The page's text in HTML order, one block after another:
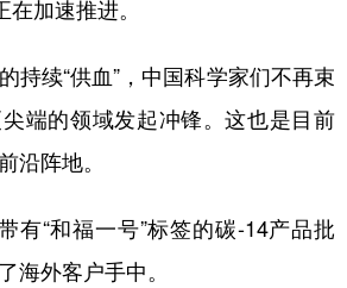
加速推进。
续“供血”，中国科学家们不再束
端的领域发起冲锋。这也是目前
沿阵地。
“和福一号”标签的碳-14产品批
海外客户手中。